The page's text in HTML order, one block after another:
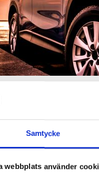
Samtycke
webbplats använder
7
71 Järfälla
started hour